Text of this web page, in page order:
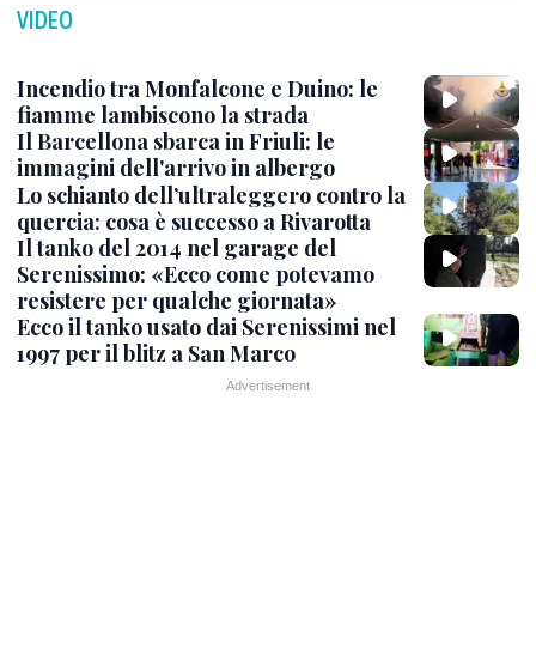
VIDEO
Incendio tra Monfalcone e Duino: le
fiamme lambiscono la strada
Il Barcellona sbarca in Friuli: le
immagini dell'arrivo in albergo
Lo schianto dell’ultraleggero contro la
quercia: cosa è successo a Rivarotta
Il tanko del 2014 nel garage del
Serenissimo: «Ecco come potevamo
resistere per qualche giornata»
Ecco il tanko usato dai Serenissimi nel
1997 per il blitz a San Marco